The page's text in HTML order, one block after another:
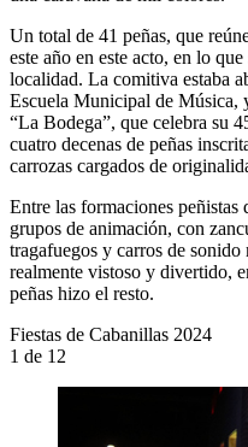
Un total de 41 peñas, que
este año en este acto, en lo
localidad. La comitiva estaba
Escuela Municipal de Música,
“La Bodega”, que celebra su
cuatro decenas de peñas
carrozas cargados de
Entre las formaciones
grupos de animación, con
tragafuegos y carros de
realmente vistoso y divertido,
peñas hizo el resto.
Fiestas de Cabanillas 2024
1 de 12